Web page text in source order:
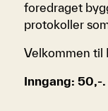
foredraget
protokoller
Velkommen til
Inngang: 50,-